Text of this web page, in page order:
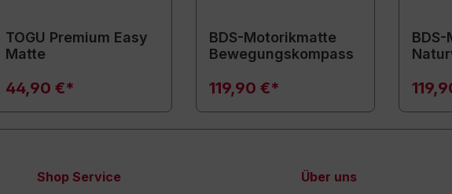
TOGU Premium Easy
Matte
44,90 €*
BDS-Motorikmatte
Bewegungskompass
119,90 €*
Shop Service Über uns